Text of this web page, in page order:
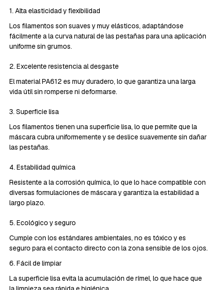
1. Alta elasticidad y flexibilidad
Los filamentos son suaves y muy elásticos, adaptándose
fácilmente a la curva natural de las pestañas para una aplicación
uniforme sin grumos.
2. Excelente resistencia al desgaste
El material PA612 es muy duradero, lo que garantiza una larga
vida útil sin romperse ni deformarse.
3. Superficie lisa
Los filamentos tienen una superficie lisa, lo que permite que la
máscara cubra uniformemente y se deslice suavemente sin dañar
las pestañas.
4. Estabilidad química
Resistente a la corrosión química, lo que lo hace compatible con
diversas formulaciones de máscara y garantiza la estabilidad a
largo plazo.
5. Ecológico y seguro
Cumple con los estándares ambientales, no es tóxico y es
seguro para el contacto directo con la zona sensible de los ojos.
6. Fácil de limpiar
La superficie lisa evita la acumulación de rímel, lo que hace que